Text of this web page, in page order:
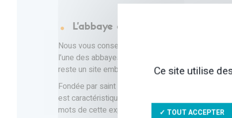
L'abbaye de Fontenay
Nous vous conseillons vivement de vous écarter
l’une des abbayes cisterciennes françaises les
reste un site emblématique de la Bourgogne.
Fondée par saint Bernard en 1118, elle est donc
est caractéristique des abbayes cisterciennes.
mots de cette expérience.
Ce site utilise
✓ TOUT ACCEPTER